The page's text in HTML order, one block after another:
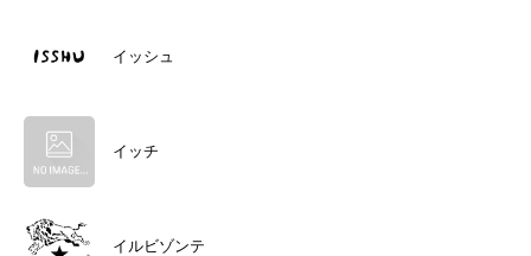
イッシュ
イッチ
イルビゾンテ